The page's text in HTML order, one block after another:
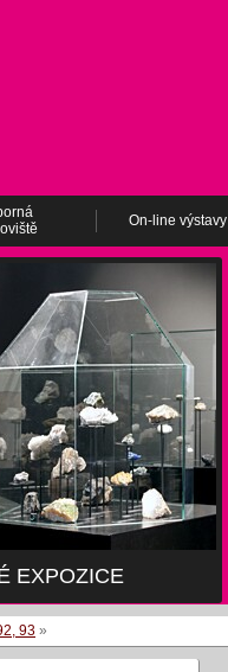
On-line výstavy
EXPOZICE
93 »